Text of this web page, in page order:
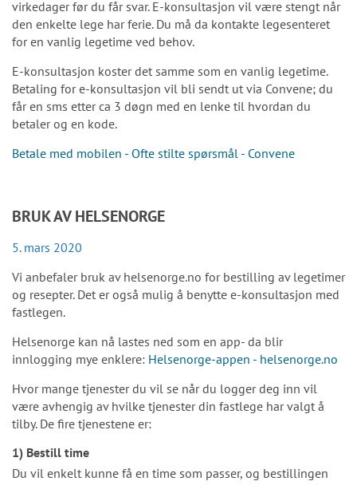
virkedager før du får svar. E-konsultasjon vil være stengt når
den enkelte lege har ferie. Du må da kontakte legesenteret
for en vanlig legetime ved behov.
E-konsultasjon koster det samme som en vanlig legetime.
Betaling for e-konsultasjon vil bli sendt ut via Convene; du
får en sms etter ca 3 døgn med en lenke til hvordan du
betaler og en kode.
Betale med mobilen - Ofte stilte spørsmål - Convene
BRUK AV HELSENORGE
5. mars 2020
Vi anbefaler bruk av helsenorge.no for bestilling av legetimer
og resepter. Det er også mulig å benytte e-konsultasjon med
fastlegen.
Helsenorge kan nå lastes ned som en app- da blir
innlogging mye enklere: Helsenorge-appen - helsenorge.no
Hvor mange tjenester du vil se når du logger deg inn vil
være avhengig av hvilke tjenester din fastlege har valgt å
tilby. De fire tjenestene er:
1) Bestill time
Du vil enkelt kunne få en time som passer, og bestillingen